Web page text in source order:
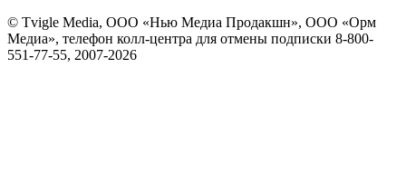
© Tvigle Media, ООО «Нью Медиа Продакшн», ООО «Орм
Медиа», телефон колл-центра для отмены подписки 8-800-
551-77-55, 2007-2026